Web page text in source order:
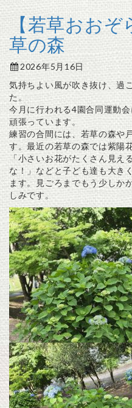
【若草おおぞ
草の森
2026年5月16日
気持ちよい風が吹き抜け、過
た。
今月に行われる4園合同運動
頑張っています。
練習の合間には、若草の森や
す。最近の若草の森では紫陽
「小さいお花がたくさん見え
な！」などと子ども達も大き
ます。見ごろまでもう少しか
しみです。